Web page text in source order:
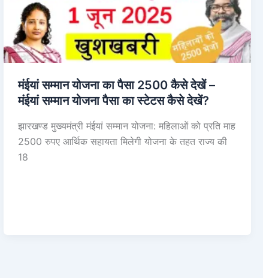
मंईयां सम्मान योजना का पैसा 2500 कैसे देखें –
मंईयां सम्मान योजना पैसा का स्टेटस कैसे देखें?
झारखण्ड मुख्यमंत्री मंईयां सम्मान योजना: महिलाओं को प्रति माह
2500 रुपए आर्थिक सहायता मिलेगी योजना के तहत राज्य की
18